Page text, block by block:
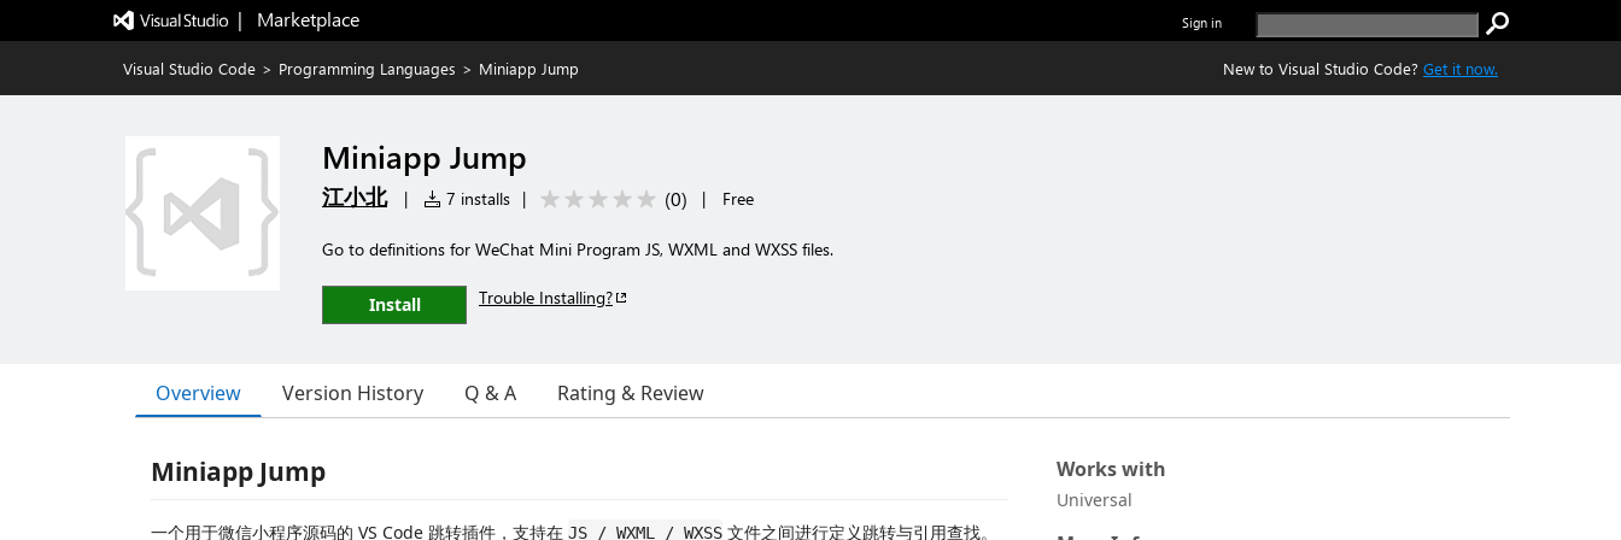
|   Marketplace Sign in
Visual Studio Code > Programming Languages > Miniapp Jump New to Visual Studio Code? Get it now.
Miniapp Jump
江小北 | 7 installs | (0) | Free
Go to definitions for WeChat Mini Program JS, WXML and WXSS files.
Install Trouble Installing?
Overview Version History Q & A Rating & Review
Miniapp Jump
一个用于微信小程序源码的 VS Code 跳转插件，支持在 JS / WXML / WXSS 文件之间进行定义跳转与引用查找。
Works with
Universal